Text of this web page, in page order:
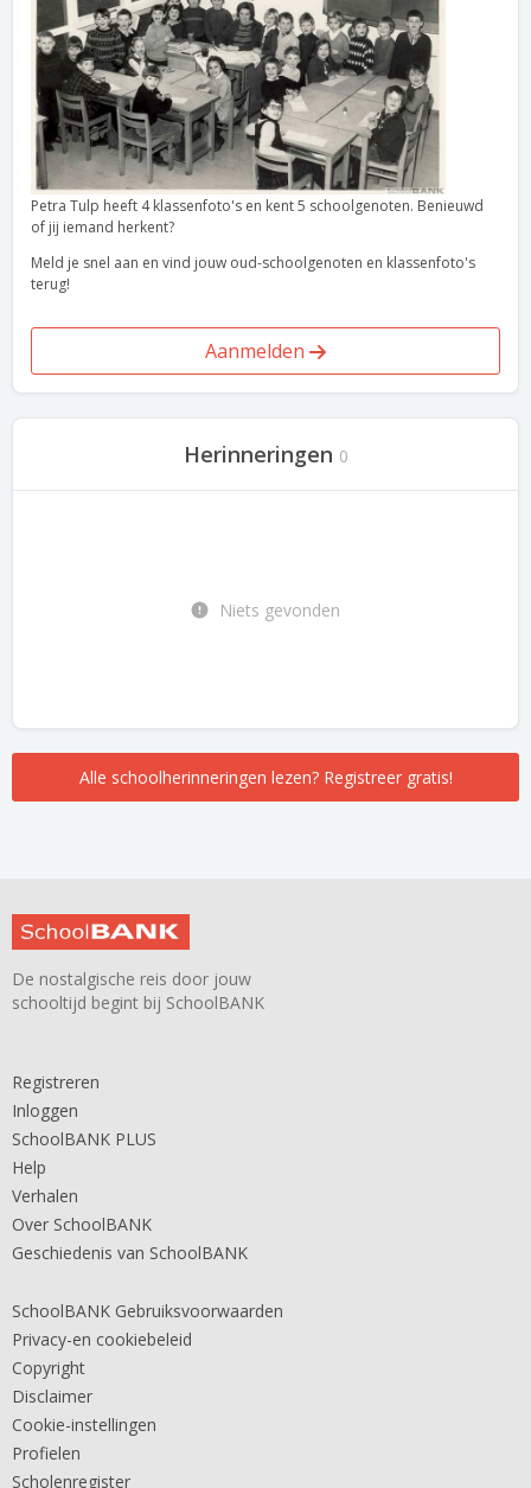
Petra Tulp heeft 4 klassenfoto's en kent 5 schoolgenoten. Benieuwd
of jij iemand herkent?
Meld je snel aan en vind jouw oud-schoolgenoten en klassenfoto's
terug!
Aanmelden
Herinneringen 0
Niets gevonden
Alle schoolherinneringen lezen? Registreer gratis!
De nostalgische reis door jouw
schooltijd begint bij SchoolBANK
Registreren
Inloggen
SchoolBANK PLUS
Help
Verhalen
Over SchoolBANK
Geschiedenis van SchoolBANK
SchoolBANK Gebruiksvoorwaarden
Privacy-en cookiebeleid
Copyright
Disclaimer
Cookie-instellingen
Profielen
Scholenregister